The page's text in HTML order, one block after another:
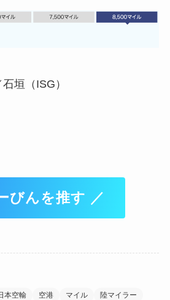
垣（ISG）
びんを推す ／
本空輸 空港 マイル
陸マイラー